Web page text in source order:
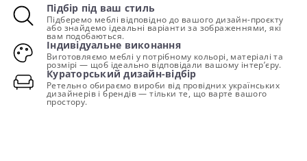
Підбір під ваш стиль
Підберемо меблі відповідно до вашого дизайн-проєкту
або знайдемо ідеальні варіанти за зображеннями, які
вам подобаються.
Індивідуальне виконання
Виготовляємо меблі у потрібному кольорі, матеріалі та
розмірі — щоб ідеально відповідали вашому інтер’єру.
Кураторський дизайн-відбір
Ретельно обираємо вироби від провідних українських
дизайнерів і брендів — тільки те, що варте вашого
простору.